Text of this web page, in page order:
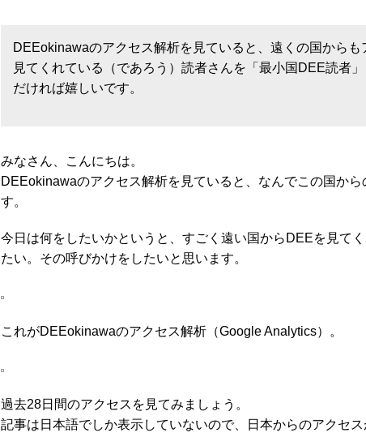
DEEokinawaのアクセス解析を見ていると、遠くの国から
見てくれている（であろう）読者さんを「最小国DEE読者
だければ嬉しいです。
みなさん、こんにちは。
DEEokinawaのアクセス解析を見ていると、なんでこの国か
す。
今日は何をしたいかというと、すごく遠い国からDEEを見て
たい。その呼びかけをしたいと思います。
これがDEEokinawaのアクセス解析（Google Analytics）。
過去28日間のアクセスを見てみましょう。
記事は日本語でしか表示していないので、日本からのアクセ